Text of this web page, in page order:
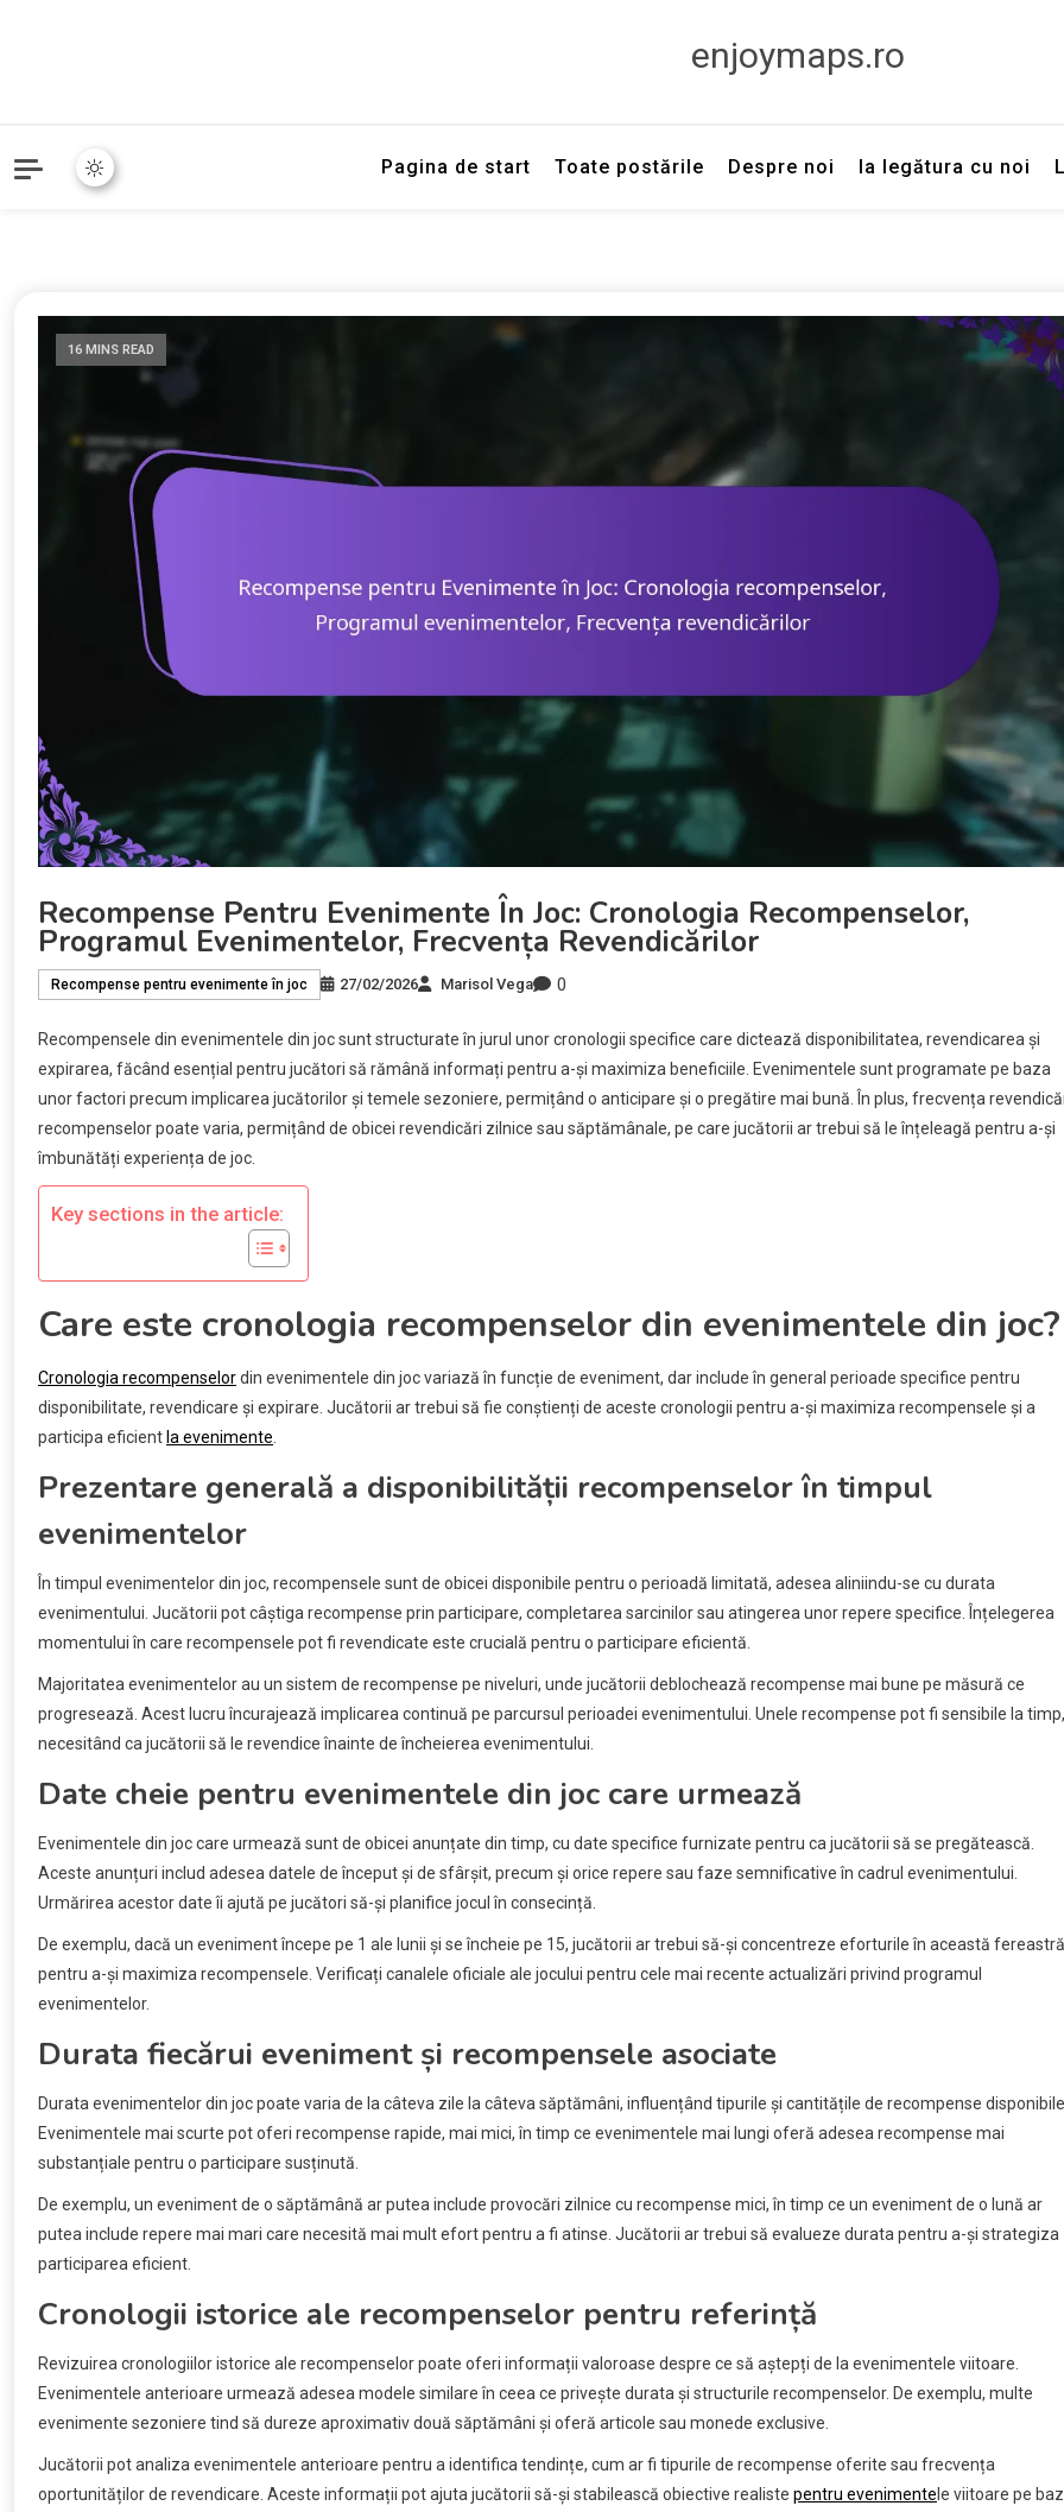
enjoymaps.ro
Pagina de start Toate postările Despre noi Ia legătura cu noi
16 MINS READ
Recompense Pentru Evenimente În Joc: Cronologia Recompenselor,
Programul Evenimentelor, Frecvența Revendicărilor
Recompense pentru evenimente în joc 27/02/2026 Marisol Vega 0
Recompensele din evenimentele din joc sunt structurate în jurul unor cronologii specifice care dictează disponibilitatea, revendicarea și
expirarea, făcând esențial pentru jucători să rămână informați pentru a-și maximiza beneficiile. Evenimentele sunt programate pe baza
unor factori precum implicarea jucătorilor și temele sezoniere, permițând o anticipare și o pregătire mai bună. În plus, frecvența
recompenselor poate varia, permițând de obicei revendicări zilnice sau săptămânale, pe care jucătorii ar trebui să le înțeleagă pentru a-și
îmbunătăți experiența de joc.
Key sections in the article:
Care este cronologia recompenselor din evenimentele din joc?
Cronologia recompenselordin evenimentele din joc variază în funcție de eveniment, dar include în general perioade specifice pentru
disponibilitate, revendicare și expirare. Jucătorii ar trebui să fie conștienți de aceste cronologii pentru a-și maximiza recompensele și a
participa eficient la evenimente
Prezentare generală a disponibilității recompenselor în timpul
evenimentelor
În timpul evenimentelor din joc, recompensele sunt de obicei disponibile pentru o perioadă limitată, adesea aliniindu-se cu durata
evenimentului. Jucătorii pot câștiga recompense prin participare, completarea sarcinilor sau atingerea unor repere specifice. Înțelegerea
momentului în care recompensele pot fi revendicate este crucială pentru o participare eficientă.
Majoritatea evenimentelor au un sistem de recompense pe niveluri, unde jucătorii deblochează recompense mai bune pe măsură ce
progresează. Acest lucru încurajează implicarea continuă pe parcursul perioadei evenimentului. Unele recompense pot fi sensibile la timp,
necesitând ca jucătorii să le revendice înainte de încheierea evenimentului.
Date cheie pentru evenimentele din joc care urmează
Evenimentele din joc care urmează sunt de obicei anunțate din timp, cu date specifice furnizate pentru ca jucătorii să se pregătească.
Aceste anunțuri includ adesea datele de început și de sfârșit, precum și orice repere sau faze semnificative în cadrul evenimentului.
Urmărirea acestor date îi ajută pe jucători să-și planifice jocul în consecință.
De exemplu, dacă un eveniment începe pe 1 ale lunii și se încheie pe 15, jucătorii ar trebui să-și concentreze eforturile în această fereastră
pentru a-și maximiza recompensele. Verificați canalele oficiale ale jocului pentru cele mai recente actualizări privind programul
evenimentelor.
Durata fiecărui eveniment și recompensele asociate
Durata evenimentelor din joc poate varia de la câteva zile la câteva săptămâni, influențând tipurile și cantitățile de recompense
Evenimentele mai scurte pot oferi recompense rapide, mai mici, în timp ce evenimentele mai lungi oferă adesea recompense mai
substanțiale pentru o participare susținută.
De exemplu, un eveniment de o săptămână ar putea include provocări zilnice cu recompense mici, în timp ce un eveniment de o lună ar
putea include repere mai mari care necesită mai mult efort pentru a fi atinse. Jucătorii ar trebui să evalueze durata pentru a-și strategiza
participarea eficient.
Cronologii istorice ale recompenselor pentru referință
Revizuirea cronologiilor istorice ale recompenselor poate oferi informații valoroase despre ce să aștepți de la evenimentele viitoare.
Evenimentele anterioare urmează adesea modele similare în ceea ce privește durata și structurile recompenselor. De exemplu, multe
evenimente sezoniere tind să dureze aproximativ două săptămâni și oferă articole sau monede exclusive.
Jucătorii pot analiza evenimentele anterioare pentru a identifica tendințe, cum ar fi tipurile de recompense oferite sau frecvența
oportunităților de revendicare. Aceste informații pot ajuta jucătorii să-și stabilească obiective realiste pentru evenimente le viitoare pe